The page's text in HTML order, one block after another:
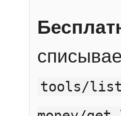
tools/list